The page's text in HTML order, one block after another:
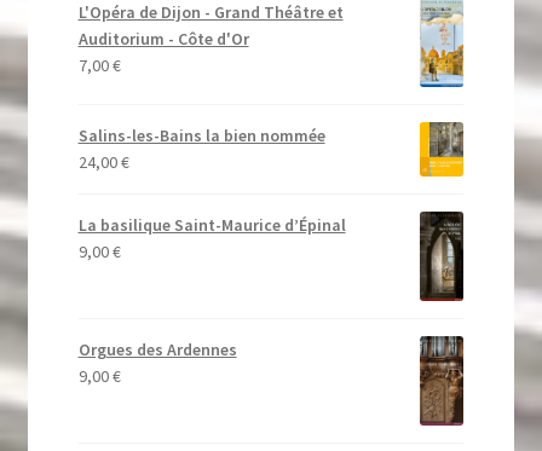
L'Opéra de Dijon - Grand Théâtre et
Auditorium - Côte d'Or
7,00€
Salins-les-Bains la bien nommée
24,00€
La basilique Saint-Maurice d’Épinal
9,00€
Orgues des Ardennes
9,00€